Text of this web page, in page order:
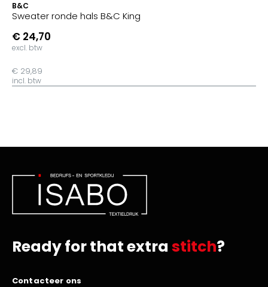
B&C
Sweater ronde hals B&C King
€ 24,70
excl. btw
€ 29,89
incl. btw
Ready for that extra stitch?
Contacteer ons